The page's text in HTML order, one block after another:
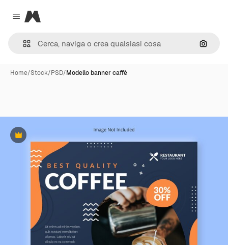
Close menu
Magnific
Cerca
Home/Stock/PSD/Modello banner caffè
Premium